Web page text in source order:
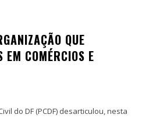
QUE
EM COMÉRCIOS E
do DF (PCDF) desarticulou, nesta